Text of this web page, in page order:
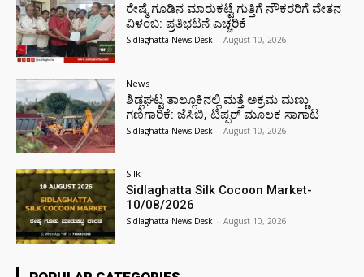
ರೇಷ್ಮೆ ಗೂಡಿನ ಮಾರುಕಟ್ಟೆ ಗುತ್ತಿಗೆ ನೌಕರರಿಗೆ ವೇತನ
ವಿಳಂಬ: ಪ್ರತಿಭಟನೆ ಎಚ್ಚರಿಕೆ
Sidlaghatta News Desk - August 10, 2026
News
ಶಿಡ್ಲಘಟ್ಟ ತಾಲ್ಲೂಕಿನಲ್ಲಿ ಮತ್ತೆ ಅಕ್ರಮ ಮಣ್ಣು
ಗಣಿಗಾರಿಕೆ: ಜೆಸಿಬಿ, ಟಿಪ್ಪರ್ ಮೂಲಕ ಸಾಗಾಟ
Sidlaghatta News Desk - August 10, 2026
Silk
Sidlaghatta Silk Cocoon Market-
10/08/2026
Sidlaghatta News Desk - August 10, 2026